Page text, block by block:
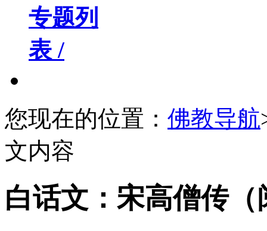
专题列
表 /
您现在的位置： 佛教导航
文内容
白话文：宋高僧传（